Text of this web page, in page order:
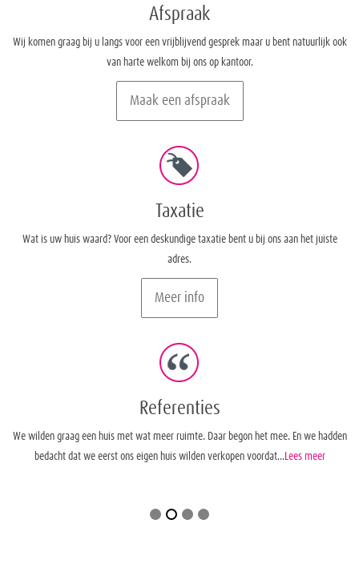
Afspraak
Wij komen graag bij u langs voor een vrijblijvend gesprek maar u bent natuurlijk ook
van harte welkom bij ons op kantoor.
Maak een afspraak
Taxatie
Wat is uw huis waard? Voor een deskundige taxatie bent u bij ons aan het juiste
adres.
Meer info
Referenties
We wilden graag een huis met wat meer ruimte. Daar begon het mee. En we hadden
bedacht dat we eerst ons eigen huis wilden verkopen voordat...Lees meer